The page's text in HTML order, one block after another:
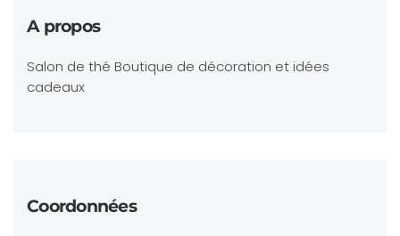
A propos
Salon de thé Boutique de décoration et idées
cadeaux
Coordonnées